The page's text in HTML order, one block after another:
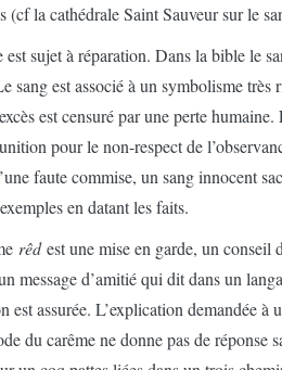
(cf la cathédrale Saint Sauveur sur le
est sujet à réparation. Dans la bible le
sang est associé à un symbolisme
est censuré par une perte
pour le non-respect de
faute commise, un sang innocent
en datant les faits.
rêdest une mise en garde, un conseil
message d’amitié qui dit dans un
est assurée. L’explication demandée
du carême ne donne pas de